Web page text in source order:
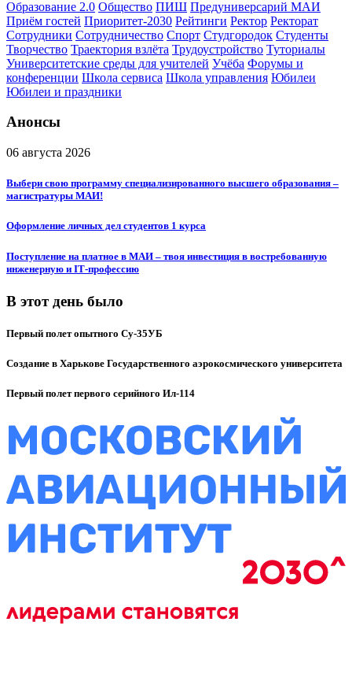
Образование 2.0 Общество ПИШ Предуниверсарий МАИ
Приём гостей Приоритет-2030 Рейтинги Ректор Ректорат
Сотрудники Сотрудничество Спорт Студгородок Студенты
Творчество Траектория взлёта Трудоустройство Туториалы
Университетские среды для учителей Учёба Форумы и
конференции Школа сервиса Школа управления Юбилеи
Юбилеи и праздники
Анонсы
06 августа 2026
Выбери свою программу специализированного высшего образования –
магистратуры МАИ!
Оформление личных дел студентов 1 курса
Поступление на платное в МАИ – твоя инвестиция в востребованную
инженерную и IT‑профессию
В этот день было
Первый полет опытного Су-35УБ
Создание в Харькове Государственного аэрокосмического университета
Первый полет первого серийного Ил-114